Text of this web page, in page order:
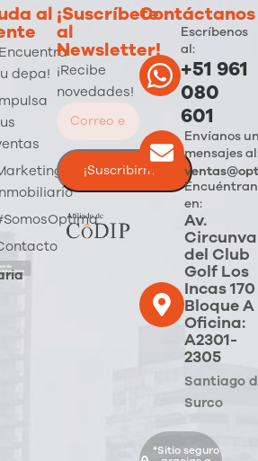
al
depa!
¡Suscríbete
al
Newsletter!
¡Recibe
novedades!
Contáctanos
Escríbenos
al:
+51 961
080
601
Envíanos
mensajes
en:
Av.
del Club
Golf Los
Incas 170
Bloque A
Oficina:
A2301-
2305
Santiago
Surco
*Sitio seguro